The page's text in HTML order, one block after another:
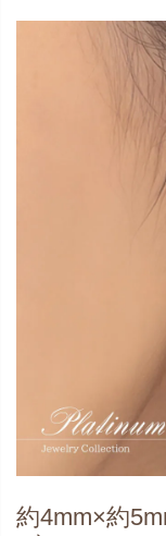
約4mm×約